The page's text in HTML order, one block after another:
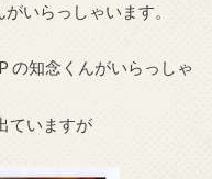
いらっしゃいます。
の知念くんがいらっしゃ
ていますが